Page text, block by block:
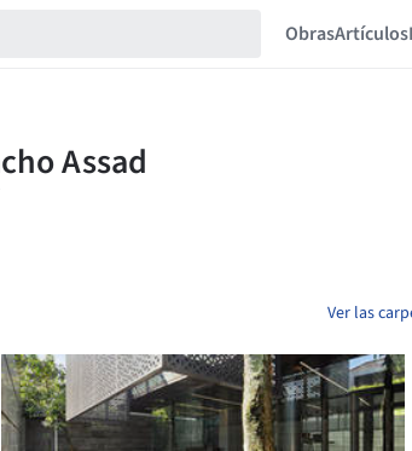
ObrasArtículos
Ver las